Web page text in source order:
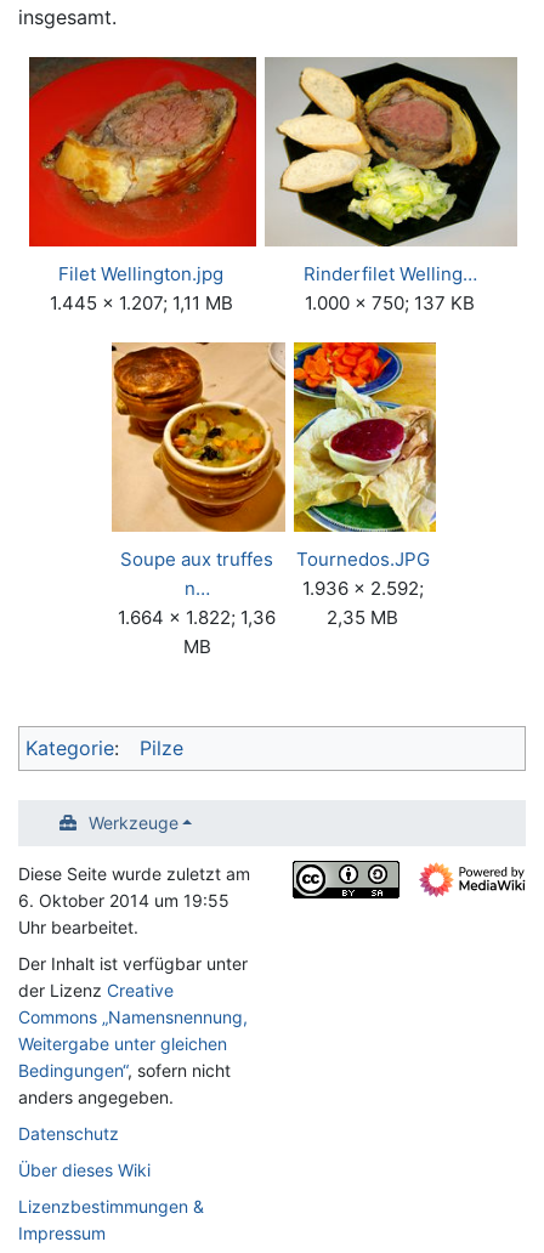
insgesamt.
Filet Wellington.jpg
1.445 × 1.207; 1,11 MB
Rinderfilet Welling…
1.000 × 750; 137 KB
Soupe aux truffes
n…
1.664 × 1.822; 1,36
MB
Tournedos.JPG
1.936 × 2.592;
2,35 MB
Kategorie: Pilze
Werkzeuge
Diese Seite wurde zuletzt am
6. Oktober 2014 um 19:55
Uhr bearbeitet.
Der Inhalt ist verfügbar unter
der Lizenz Creative
Commons „Namensnennung,
Weitergabe unter gleichen
Bedingungen“, sofern nicht
anders angegeben.
Datenschutz
Über dieses Wiki
Lizenzbestimmungen &
Impressum